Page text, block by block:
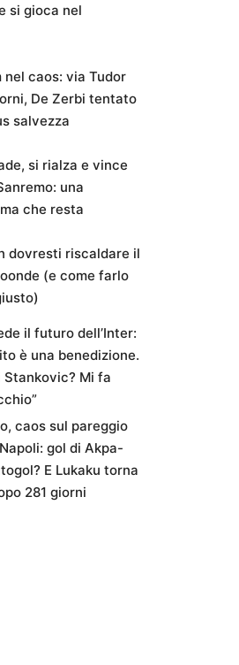
si gioca nel
nel caos: via Tudor
De Zerbi tentato
salvezza
si rialza e vince
una
che resta
dovresti riscaldare il
(e come farlo
il futuro dell’Inter:
è una benedizione.
Stankovic? Mi fa
caos sul pareggio
gol di Akpa-
E Lukaku torna
281 giorni